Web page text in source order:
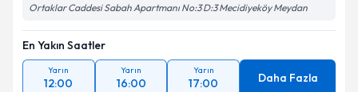
Ortaklar Caddesi Sabah Apartmanı No:3 D:3 Mecidiyeköy Meydan
En Yakın Saatler
Yarın
12:00
Yarın
16:00
Yarın
17:00 Daha Fazla